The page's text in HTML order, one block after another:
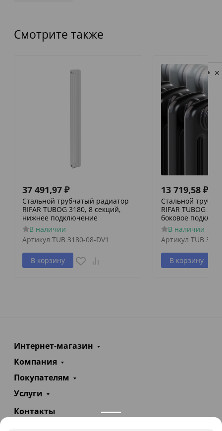
Смотрите также
37 491,97 ₽
Стальной трубчатый радиатор
RIFAR TUBOG 3180, 8 секций,
нижнее подключение
В наличии
Артикул TUB 3180-08-DV1
В корзину
13 719,58 ₽
Стальной
RIFAR TUBOG
боковое
В наличии
Артикул TUB
В корзину
Интернет-магазин
Компания
Покупателям
Услуги
Контакты
Privacy notice